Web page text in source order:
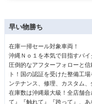
早い物勝ち
在庫一掃セール対象車両！
沖縄Ｎｏ１を本気で目指すバイ
圧倒的なアフターフォローと
ト！国の認証を受けた整備工
ンテナンス、修理、カスタム、
在庫数は沖縄最大級！全店舗
て』『触れて』『跨って』、